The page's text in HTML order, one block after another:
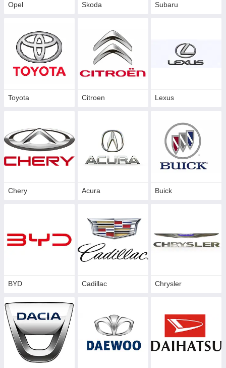
Opel Skoda Subaru
Toyota Citroen Lexus
Chery Acura Buick
BYD Cadillac Сhrysler